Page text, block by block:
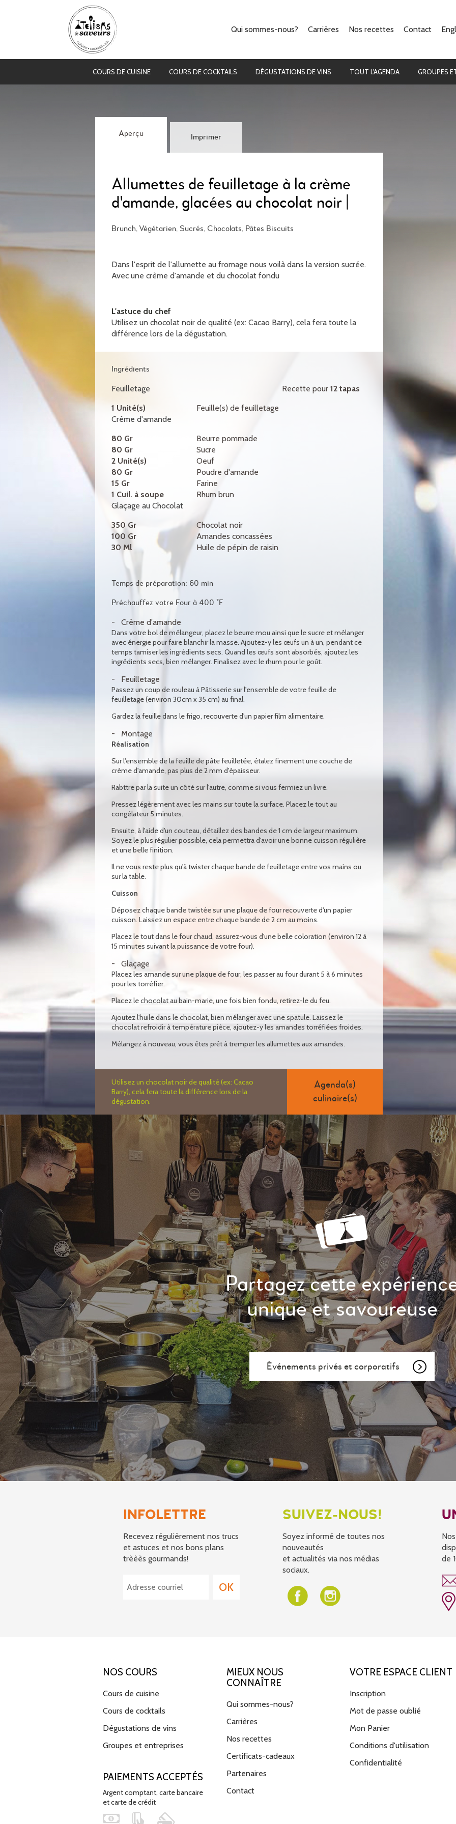
Qui sommes-nous?
Ils parlent de nous
Carrières Nos recettes
Les cocktails
Contact
COURS DE CUISINE COURS DE COCKTAILS DÉGUSTATIONS DE VINS TOUT L'AGENDA GROUPES
Aperçu Imprimer
Allumettes de feuilletage à la crème
d'amande, glacées au chocolat noir |
Brunch, Végétarien, Sucrés, Chocolats, Pâtes Biscuits
Dans l'esprit de l'allumette au fromage nous voilà dans la version sucrée.
Avec une crème d'amande et du chocolat fondu
L'astuce du chef
Utilisez un chocolat noir de qualité (ex: Cacao Barry), cela fera toute la
différence lors de la dégustation.
Ingrédients
Recette pour 12 tapas
Feuilletage
1 Unité(s)
Feuille(s) de feuilletage
Crème d'amande
80 Gr
Beurre pommade
80 Gr
Sucre
2 Unité(s)
Oeuf
80 Gr
Poudre d'amande
15 Gr
Farine
1 Cuil. à soupe
Rhum brun
Glaçage au Chocolat
350 Gr
Chocolat noir
100 Gr
Amandes concassées
30 Ml
Huile de pépin de raisin
Temps de préparation: 60 min
Préchauffez votre Four à 400 °F
Crème d'amande
Dans votre bol de mélangeur, placez le beurre mou ainsi que le sucre et mélanger
avec énergie pour faire blanchir la masse. Ajoutez-y les œufs un à un, pendant ce
temps tamiser les ingrédients secs. Quand les œufs sont absorbés, ajoutez les
ingrédients secs, bien mélanger. Finalisez avec le rhum pour le goût.
Feuilletage
Passez un coup de rouleau à Pâtisserie sur l'ensemble de votre feuille de
feuilletage (environ 30cm x 35 cm) au final.
Gardez la feuille dans le frigo, recouverte d'un papier film alimentaire.
Montage
Réalisation
Sur l'ensemble de la feuille de pâte feuilletée, étalez finement une couche de
crème d'amande, pas plus de 2 mm d'épaisseur.
Rabttre par la suite un côté sur l'autre, comme si vous fermiez un livre.
Pressez légèrement avec les mains sur toute la surface. Placez le tout au
congélateur 5 minutes.
Ensuite, à l'aide d'un couteau, détaillez des bandes de 1 cm de largeur maximum.
Soyez le plus régulier possible, cela permettra d'avoir une bonne cuisson régulière
et une belle finition.
Il ne vous reste plus qu'à twister chaque bande de feuilletage entre vos mains ou
sur la table.
Cuisson
Déposez chaque bande twistée sur une plaque de four recouverte d'un papier
cuisson. Laissez un espace entre chaque bande de 2 cm au moins.
Placez le tout dans le four chaud, assurez-vous d'une belle coloration (environ 12 à
15 minutes suivant la puissance de votre four).
Glaçage
Placez les amande sur une plaque de four, les passer au four durant 5 à 6 minutes
pour les torréfier.
Placez le chocolat au bain-marie, une fois bien fondu, retirez-le du feu.
Ajoutez l'huile dans le chocolat, bien mélanger avec une spatule. Laissez le
chocolat refroidir à température pièce, ajoutez-y les amandes torréfiées froides.
Mélangez à nouveau, vous êtes prêt à tremper les allumettes aux amandes.
Utilisez un chocolat noir de qualité (ex: Cacao
Barry), cela fera toute la différence lors de la
dégustation.
Agenda(s)
culinaire(s)
Partagez cette
unique et savoureuse
Événements privés et corporatifs
INFOLETTRE
Recevez régulièrement nos trucs
et astuces et nos bons plans
trèèès gourmands!
SUIVEZ-NOUS!
Soyez informé de toutes nos
nouveautés
et actualités via nos médias
sociaux.
de
NOS COURS
Cours de cuisine
Cours de cocktails
Dégustations de vins
Groupes et entreprises
PAIEMENTS ACCEPTÉS
Argent comptant, carte bancaire
et carte de crédit
MIEUX NOUS
CONNAÎTRE
Qui sommes-nous?
Carrières
Nos recettes
Certificats-cadeaux
Partenaires
Contact
VOTRE ESPACE CLIENT
Inscription
Mot de passe oublié
Mon Panier
Conditions d'utilisation
Confidentialité